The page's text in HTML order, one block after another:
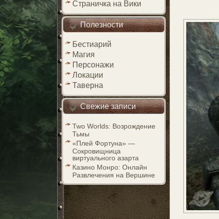
Страничка на Вики
Полезности
Бестиарий
Магия
Персонажи
Локации
Таверна
Свежие записи
Two Worlds: Возрождение
Тьмы
«Плей Фортуна» —
Сокровищница
виртуального азарта
Казино Монро: Онлайн
Развлечения на Вершине